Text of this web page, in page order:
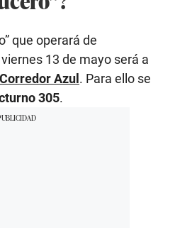
que operará de
13 de mayo será a
Corredor Azul . Para ello se
305.